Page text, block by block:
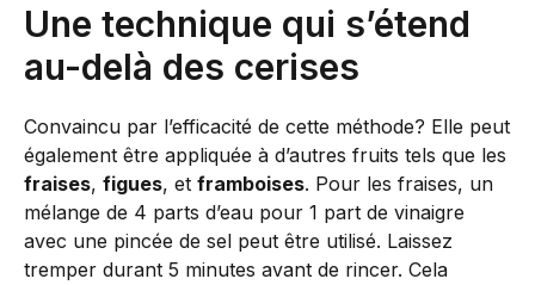
Une technique qui s’étend
au-delà des cerises
Convaincu par l’efficacité de cette méthode? Elle peut
également être appliquée à d’autres fruits tels que les
fraises, figues, et framboises. Pour les fraises, un
mélange de 4 parts d’eau pour 1 part de vinaigre
avec une pincée de sel peut être utilisé. Laissez
tremper durant 5 minutes avant de rincer. Cela